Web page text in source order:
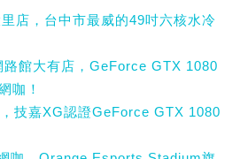
店，台中市最威的49吋六核水冷
館大有店，GeForce GTX 1080
咖！
技嘉XG認證GeForce GTX 1080